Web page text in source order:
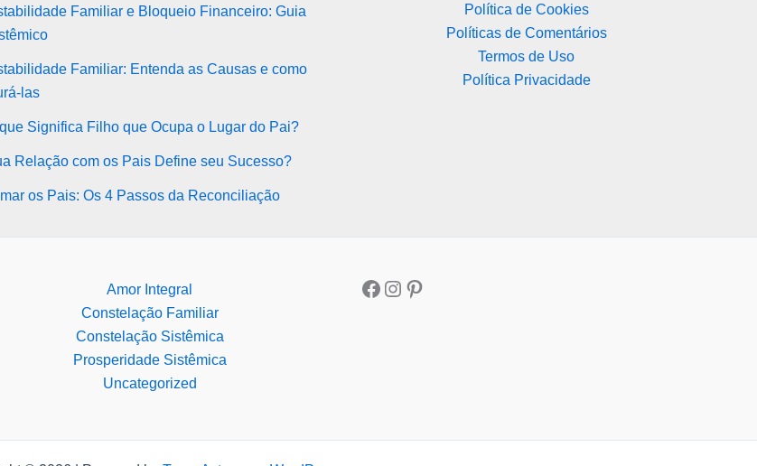
Familiar e Bloqueio Financeiro: Guia
Familiar: Entenda as Causas e como
las
Significa Filho que Ocupa o Lugar do Pai?
Relação com os Pais Define seu Sucesso?
os Pais: Os 4 Passos da Reconciliação
Política de Cookies
Políticas de Comentários
Termos de Uso
Política Privacidade
Amor Integral
Constelação Familiar
Constelação Sistêmica
Prosperidade Sistêmica
Uncategorized